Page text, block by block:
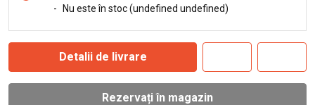
-
Nu este în stoc (undefined undefined)
Detalii de livrare
Rezervați în magazin